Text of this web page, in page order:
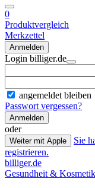
0
Produktvergleich
Merkzettel
Anmelden
Login billiger.de
angemeldet bleiben
Passwort vergessen?
Anmelden
oder
Weiter mit Apple
Sie
registrieren.
billiger.de
Gesundheit & Kosmetik